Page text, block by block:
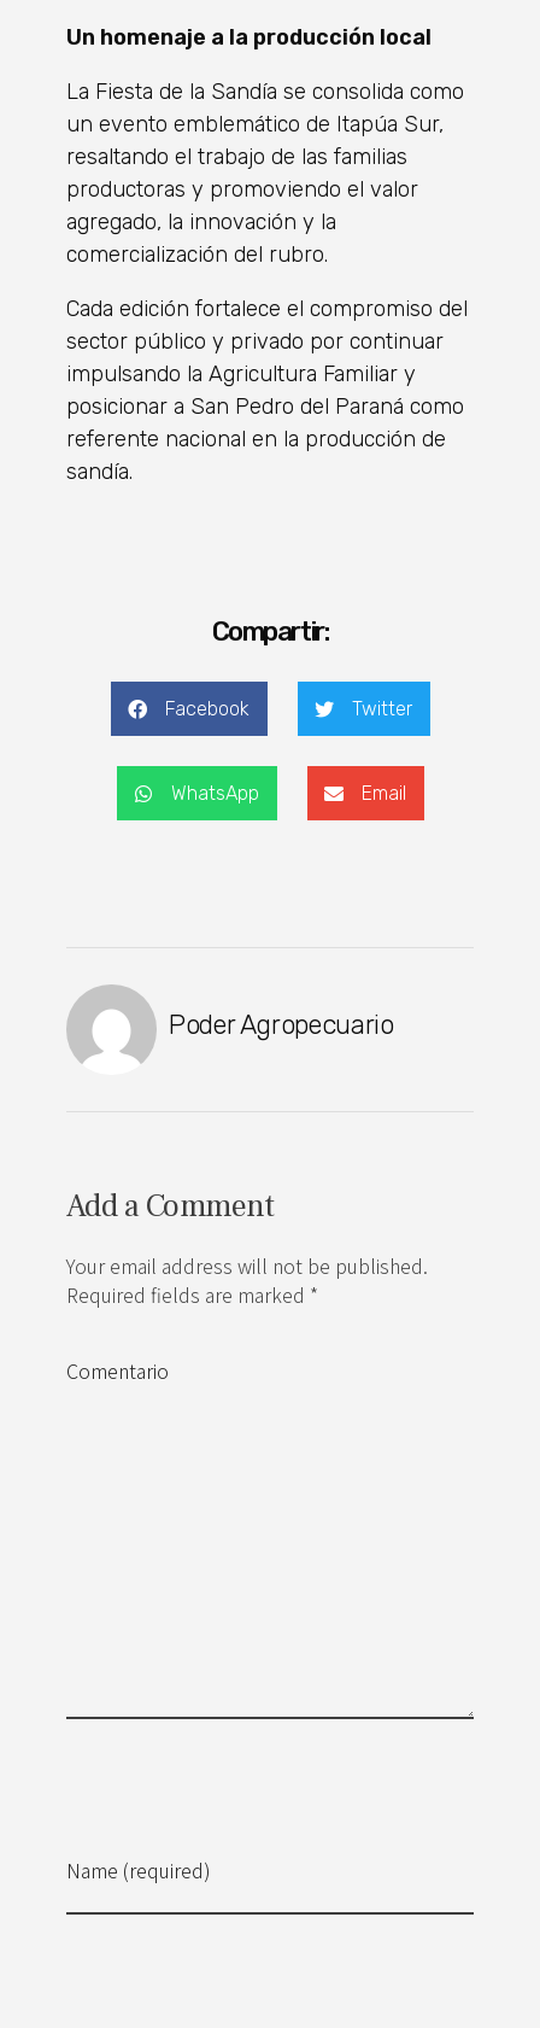
Un homenaje a la producción local
La Fiesta de la Sandía se consolida como
un evento emblemático de Itapúa Sur,
resaltando el trabajo de las familias
productoras y promoviendo el valor
agregado, la innovación y la
comercialización del rubro.
Cada edición fortalece el compromiso del
sector público y privado por continuar
impulsando la Agricultura Familiar y
posicionar a San Pedro del Paraná como
referente nacional en la producción de
sandía.
Compartir:
Facebook Twitter
WhatsApp Email
Poder Agropecuario
Add a Comment
Your email address will not be published.
Required fields are marked *
Name (required)
Comentario